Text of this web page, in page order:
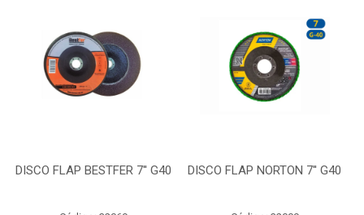
DISCO FLAP BESTFER 7'' G40 DISCO FLAP NORTON 7'' G40